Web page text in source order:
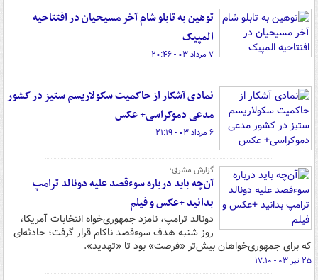
توهین به تابلو شام آخر مسیحیان در افتتاحیه
المپیک
۷ مرداد ۰۳ - ۲۰:۴۶
نمادی آشکار از حاکمیت سکولاریسم ستیز در کشور
مدعی دموکراسی+ عکس
۶ مرداد ۰۳ - ۲۱:۱۹
گزارش مشرق؛
آن‌چه باید درباره سوءقصد علیه دونالد ترامپ
بدانید +عکس و فیلم
دونالد ترامپ، نامزد جمهوری‌خواه انتخابات آمریکا،
روز شنبه هدف سوءقصد ناکام قرار گرفت؛ حادثه‌ای
که برای جمهوری‌خواهان بیش‌تر «فرصت» بود تا «تهدید».
۲۵ تیر ۰۳ - ۱۷:۱۰